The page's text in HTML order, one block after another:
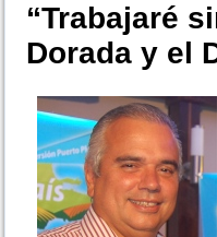
“Trabajaré
Dorada y el